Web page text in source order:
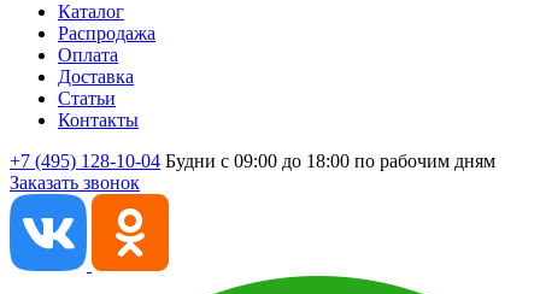
Каталог
Распродажа
Оплата
Доставка
Статьи
Контакты
+7 (495) 128-10-04 Будни с 09:00 до 18:00 по рабочим дням
Заказать звонок